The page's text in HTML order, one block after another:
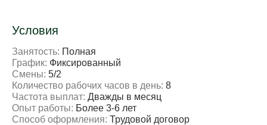
Условия
Занятость: Полная
График: Фиксированный
Смены: 5/2
Количество рабочих часов в день: 8
Частота выплат: Дважды в месяц
Опыт работы: Более 3-6 лет
Способ оформления: Трудовой договор